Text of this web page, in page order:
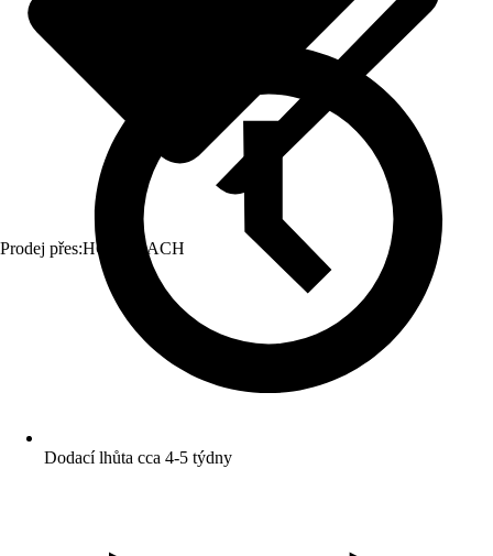
Prodej přes:HORNBACH
Dodací lhůta cca 4-5 týdny